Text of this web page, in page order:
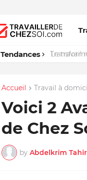
Tendances Le travail
Accueil Travail à
Voici 2
de Chez
by Abdelkrim